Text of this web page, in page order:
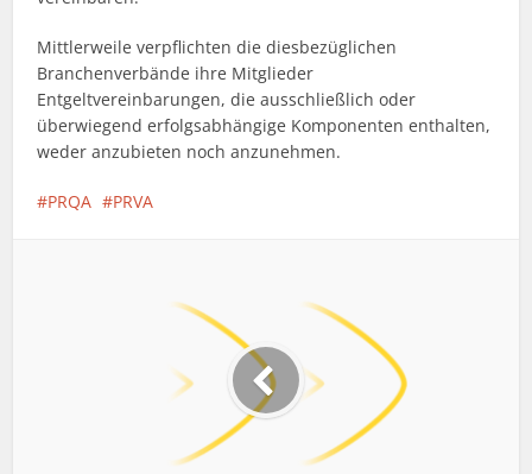
Mittlerweile verpflichten die diesbezüglichen
Branchenverbände ihre Mitglieder
Entgeltvereinbarungen, die ausschließlich oder
überwiegend erfolgsabhängige Komponenten enthalten,
weder anzubieten noch anzunehmen.
PRQA PRVA